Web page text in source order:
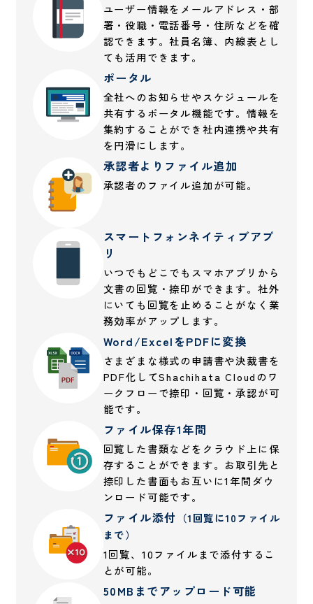
ユーザー情報をメールアドレス・部
署・役職・電話番号・住所などを確
認できます。社員名簿、内線表とし
ても活用できます。
ポータル
全社へのお知らせやスケジュールを
共有するポータル機能です。情報を
集約することができ社内連携や共有
を円滑にします。
承認者よりファイル追加
承認者のファイル追加が可能。
スマートフォンネイティブアプ
リ
いつでもどこでもスマホアプリから
文書の回覧・捺印ができます。社外
にいても回覧を止めることがなく業
務効率がアップします。
Word/ExcelをPDFに変換
さまざまな様式の申請書や決裁書を
PDF化してShachihata Cloudのワ
ークフローで捺印・回覧・承認が可
能です。
ファイル保存1年間
回覧した書類などをクラウド上に保
存することができます。お取引先と
捺印した書面もお互いに1年間ダウ
ンロード可能です。
ファイル添付 （1回覧に10ファイル
まで）
1回覧、10ファイルまで添付するこ
とが可能。
50MBまでアップロード可能